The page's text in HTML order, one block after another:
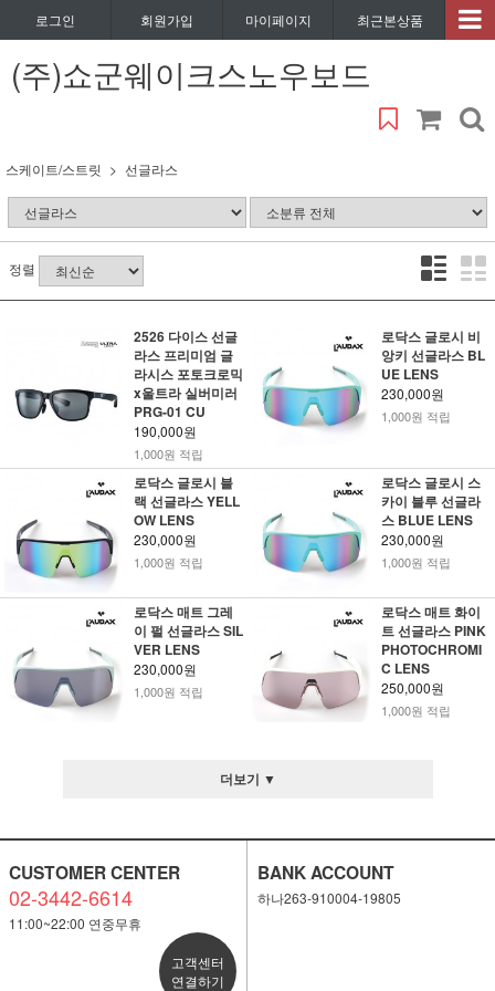
로그인 회원가입 마이페이지 최근본상품
(주)쇼군웨이크스노우보드
스케이트/스트릿 선글라스
정렬
2526 다이스 선글
라스 프리미엄 글
라시스 포토크로믹
x울트라 실버미러
PRG-01 CU
190,000원
1,000원 적립
로닥스 글로시 비
앙키 선글라스 BL
UE LENS
230,000원
1,000원 적립
로닥스 글로시 블
랙 선글라스 YELL
OW LENS
230,000원
1,000원 적립
로닥스 글로시 스
카이 블루 선글라
스 BLUE LENS
230,000원
1,000원 적립
로닥스 매트 그레
이 펄 선글라스 SIL
VER LENS
230,000원
1,000원 적립
로닥스 매트 화이
트 선글라스 PINK
PHOTOCHROMI
C LENS
250,000원
1,000원 적립
더보기 ▼
CUSTOMER CENTER
02-3442-6614
11:00~22:00 연중무휴
고객센터
연결하기
BANK ACCOUNT
하나263-910004-19805